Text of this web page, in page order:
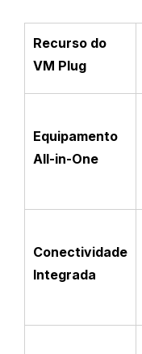
Recurso do
VM Plug
Equipamento
All-in-One
Conectividade
Integrada